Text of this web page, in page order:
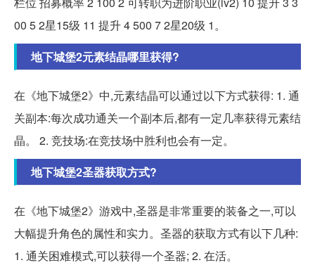
00 5 2星15级 11 提升 4 500 7 2星20级 1。
地下城堡2元素结晶哪里获得?
在《地下城堡2》中,元素结晶可以通过以下方式获得: 1. 通
关副本:每次成功通关一个副本后,都有一定几率获得元素结
晶。 2. 竞技场:在竞技场中胜利也会有一定。
地下城堡2圣器获取方式?
在《地下城堡2》游戏中,圣器是非常重要的装备之一,可以
大幅提升角色的属性和实力。圣器的获取方式有以下几种:
1. 通关困难模式,可以获得一个圣器; 2. 在活。